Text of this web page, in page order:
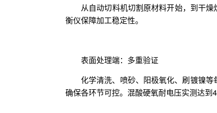
从自动切料机切割原材料开始，到干
衡仪保障加工稳定性。
表面处理端：多重验证
化学清洗、喷砂、阳极氧化、刷镀镍
确保各环节可控。混酸硬氧耐电压实测达